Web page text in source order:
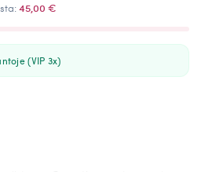
45,00 €
(VIP 3x)